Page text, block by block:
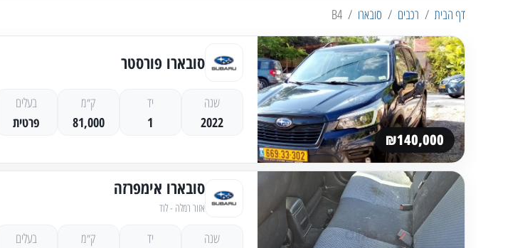
דף הבית רכבים סובארו B4
₪140,000
סובארו פורסטר
שנה
2022
יד
1
ק״מ
81,000
בעלים
פרטית
סובארו אימפרזה
אזור רמלה - לוד
שנה
יד
ק״מ
בעלים